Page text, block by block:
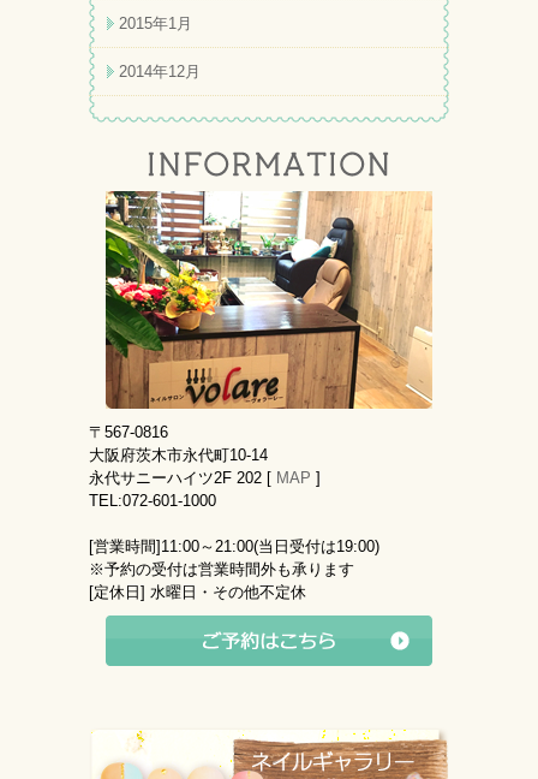
2015年1月
2014年12月
〒567-0816
大阪府茨木市永代町10-14
永代サニーハイツ2F 202 [ MAP ]
TEL:072-601-1000
[営業時間] 11:00～21:00(当日受付は19:00)
※予約の受付は営業時間外も承ります
[定休日] 水曜日・その他不定休